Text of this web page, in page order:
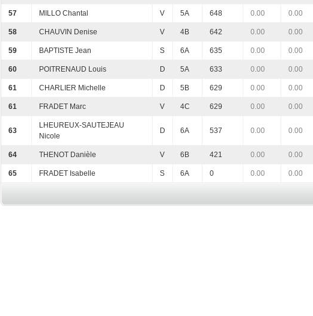
57 MILLO Chantal V 5A 648 0.00 0.00
58 CHAUVIN Denise V 4B 642 0.00 0.00
59 BAPTISTE Jean S 6A 635 0.00 0.00
60 POITRENAUD Louis D 5A 633 0.00 0.00
61 CHARLIER Michelle D 5B 629 0.00 0.00
61 FRADET Marc V 4C 629 0.00 0.00
63
LHEUREUX-SAUTEJEAU
Nicole
D 6A 537 0.00 0.00
64 THENOT Danièle V 6B 421 0.00 0.00
65 FRADET Isabelle S 6A 0 0.00 0.00